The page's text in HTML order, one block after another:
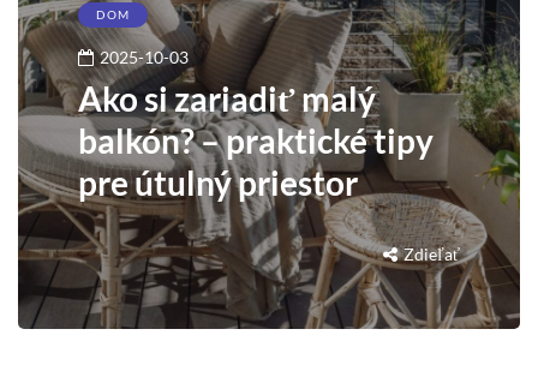
DOM
2025-10-03
Ako si zariadiť malý
balkón? – praktické tipy
pre útulný priestor
Zdieľať